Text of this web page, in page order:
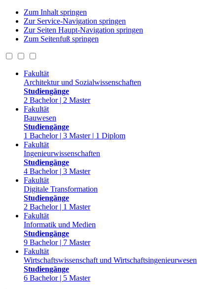
Zum Inhalt springen
Zur Service-Navigation springen
Zur Seiten Haupt-Navigation springen
Zum Seitenfuß springen
Fakultät
Architektur und Sozialwissenschaften
Studiengänge
2 Bachelor | 2 Master
Fakultät
Bauwesen
Studiengänge
1 Bachelor | 3 Master | 1 Diplom
Fakultät
Ingenieurwissenschaften
Studiengänge
4 Bachelor | 3 Master
Fakultät
Digitale Transformation
Studiengänge
2 Bachelor | 1 Master
Fakultät
Informatik und Medien
Studiengänge
9 Bachelor | 7 Master
Fakultät
Wirtschaftswissenschaft und Wirtschaftsingenieurwesen
Studiengänge
6 Bachelor | 5 Master